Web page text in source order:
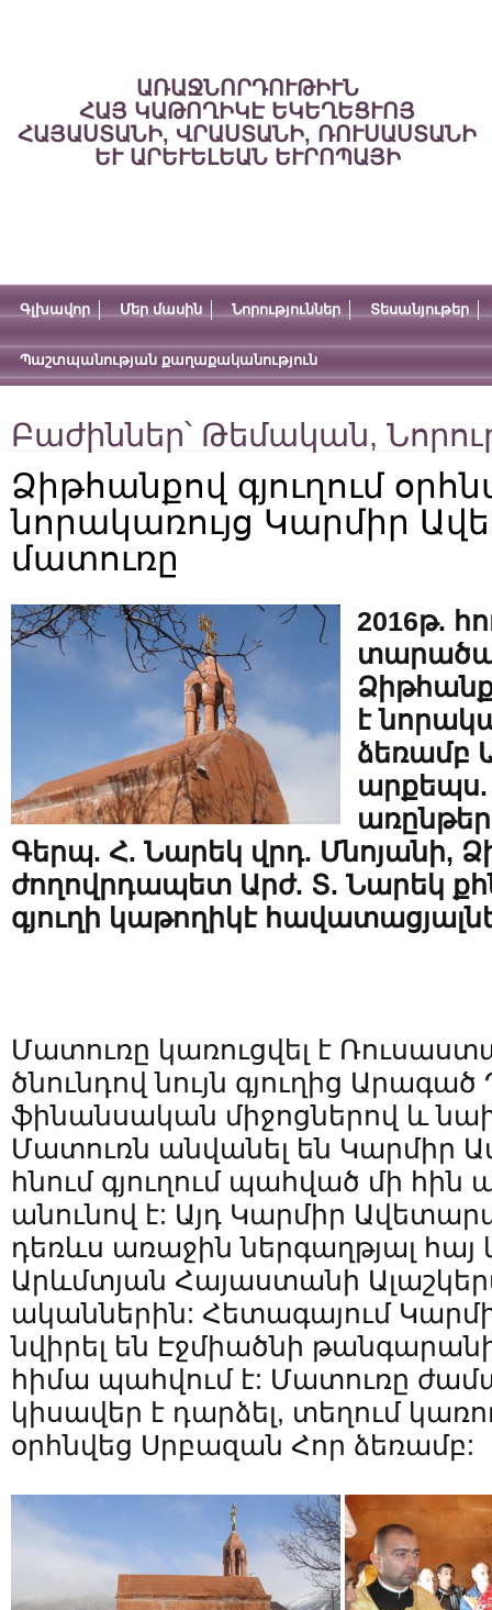
ԱՌԱՋՆՈՐԴՈՒԹԻՒՆ
ՀԱՅ ԿԱԹՈՂԻԿԷ ԵԿԵՂԵՑՒՈՅ
ՀԱՅԱՍՏԱՆԻ, ՎՐԱՍՏԱՆԻ, ՌՈՒՍԱՍՏԱՆԻ
ԵՒ ԱՐԵՒԵԼԵԱՆ ԵՒՐՈՊԱՅԻ
Գլխավոր Մեր մասին Նորություններ Տեսանյութեր
Պաշտպանության քաղաքականություն
Բաժիններ՝ Թեմական,
Ձիթհանքով գյուղում
նորակառույց Կարմիր
մատուռը
2016թ.
է
ձեռամբ
Գերպ. Հ. Նարեկ վրդ. Մնոյանի,
ժողովրդապետ Արժ. Տ. Նարեկ
գյուղի կաթողիկէ
Մատուռը կառուցվել է
ծնունդով նույն գյուղից
ֆինանսական միջոցներով և
Մատուռն անվանել են Կարմիր
հնում գյուղում պահված մի
անունով է: Այդ Կարմիր
դեռևս առաջին ներգաղթյալ հայ
Արևմտյան Հայաստանի
ականներին: Հետագայում
նվիրել են Էջմիածնի
հիմա պահվում է: Մատուռը
կիսավեր է դարձել, տեղում
օրհնվեց Սրբազան Հոր ձեռամբ: